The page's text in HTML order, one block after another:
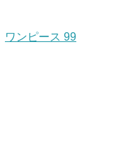
ワンピース 99